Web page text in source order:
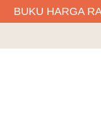
BUKU HARGA